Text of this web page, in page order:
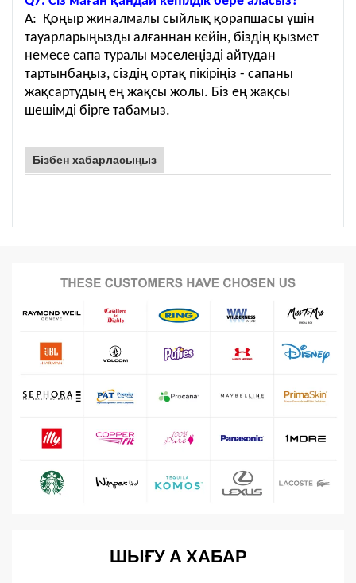
A: Қоңыр жиналмалы сыйлық қорапшасы үшін
тауарларыңызды алғаннан кейін, біздің қызмет
немесе сапа туралы мәселеңізді айтудан
тартынбаңыз, сіздің ортақ пікіріңіз - сапаны
жақсартудың ең жақсы жолы. Біз ең жақсы
шешімді бірге табамыз.
Бізбен хабарласыңыз
ШЫҒУАХАБАР